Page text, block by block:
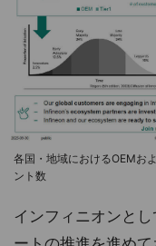
各国・地域におけるOEMお
ント数
インフィニオンと